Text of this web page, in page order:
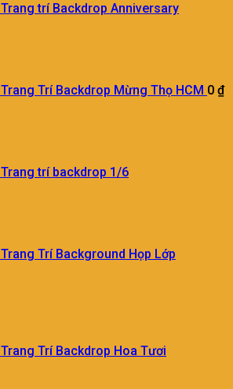
Trang trí Backdrop Anniversary
Trang Trí Backdrop Mừng Thọ HCM 0 ₫
Trang trí backdrop 1/6
Trang Trí Background Họp Lớp
Trang Trí Backdrop Hoa Tươi